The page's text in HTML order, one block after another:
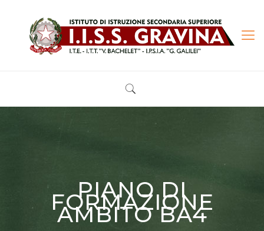
PIANO DI
FORMAZIONE
AMBITO BA4